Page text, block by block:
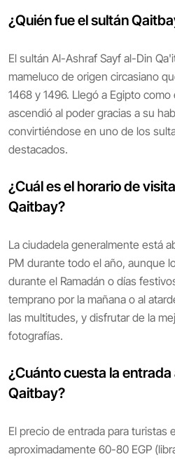
¿Quién fue el sultán
El sultán Al-Ashraf Sayf al-Din
mameluco de origen circasiano
1468 y 1496. Llegó a Egipto
ascendió al poder gracias a su
convirtiéndose en uno de los
destacados.
¿Cuál es el horario de
Qaitbay?
La ciudadela generalmente está
PM durante todo el año, aunque
durante el Ramadán o días
temprano por la mañana o al
las multitudes, y disfrutar de la
fotografías.
¿Cuánto cuesta la entrada
Qaitbay?
El precio de entrada para turistas
aproximadamente 60-80 EGP